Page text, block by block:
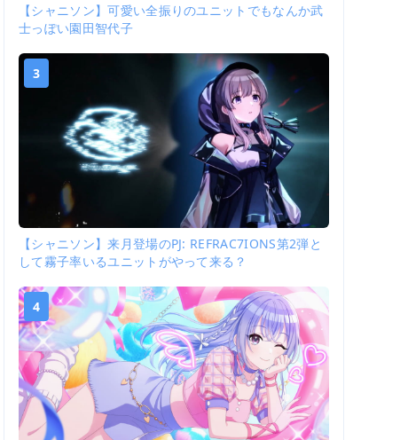
【シャニソン】可愛い全振りのユニットでもなんか武
士っぽい園田智代子
3
【シャニソン】来月登場のPJ: REFRAC7IONS第2弾と
して霧子率いるユニットがやって来る？
4